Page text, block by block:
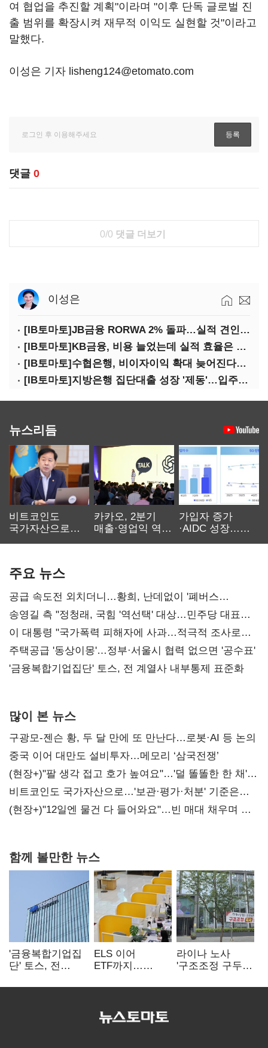
여 협업을 추진할 계획"이라며 "이후 단독 글로벌 진
출 범위를 확장시켜 재무적 이익도 실현할 것"이라고
말했다.
이성은 기자 lisheng124@etomato.com
댓글 0
0/0 댓글 더보기
이성은
[IB토마토]JB금융 RORWA 2% 돌파…실적 견인은 은행 아닌 캐피탈
[IB토마토]KB금융, 비용 늘었는데 실적 효율은 개선…증권 호황 효과
[IB토마토]수협은행, 비이자이익 확대 늦어진다…공모운용사 인가 연말로
[IB토마토]지방은행 집단대출 성장 '제동'…입주절벽에 반사이익도 희박
뉴스리듬
비트코인도
국가자산으로…'
카카오, 2분기
매출·영업익 역대
가입자 증가
·AIDC 성장…
주요 뉴스
공급 속도전 외치더니…황희, 난데없이 '폐버스
리모델링' 제안
송영길 측 "정청래, 국힘 '역선택' 대상…민주당 대표로
총선 지휘 못해"
이 대통령 "국가폭력 피해자에 사과…적극적 조사로
진실 밝혀야"
주택공급 '동상이몽'…정부·서울시 협력 없으면 '공수표'
'금융복합기업집단' 토스, 전 계열사 내부통제 표준화
많이 본 뉴스
구광모-젠슨 황, 두 달 만에 또 만난다…로봇·AI 등 논의
중국 이어 대만도 설비투자…메모리 ‘삼국전쟁’
(현장+)"팔 생각 접고 호가 높여요"…'덜 똘똘한 한 채'
20억 키맞추기
비트코인도 국가자산으로…'보관·평가·처분' 기준은
숙제
(현장+)"12일엔 물건 다 들어와요"…빈 매대 채우며 문
함께 볼만한 뉴스
'금융복합기업집
단' 토스, 전
표준화
ELS 이어
ETF까지…
제동 걸린 은행
라이나 노사
'구조조정 구두